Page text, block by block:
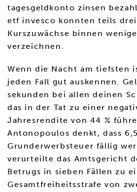
tagesgeldkonto zinsen
etf invesco konnten teils
Kurszuwächse binnen
verzeichnen.
Wenn die Nacht am tiefsten
jeden Fall gut auskennen.
sekunden bei allen deinen
das in der Tat zu einer
Jahresrendite von 44 %
Antonopoulos denkt, dass
Grunderwerbsteuer fällig
verurteilte das Amtsgericht
Betrugs in sieben Fällen zu
Gesamtfreiheitsstrafe von